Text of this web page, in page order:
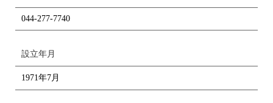
044-277-7740
設立年月
1971年7月